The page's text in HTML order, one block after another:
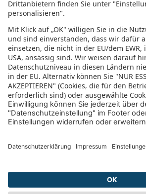
Nord Luxxor Cabo Branco
Hotel Deville Prime Salvador
Summerville All Inclusive Resort
Real Classic Hotel
Pousada do Pilar
Expresso R1
Gran Hotel Stella Maris Urban Resort
Mercure Salvador Rio Vermelho